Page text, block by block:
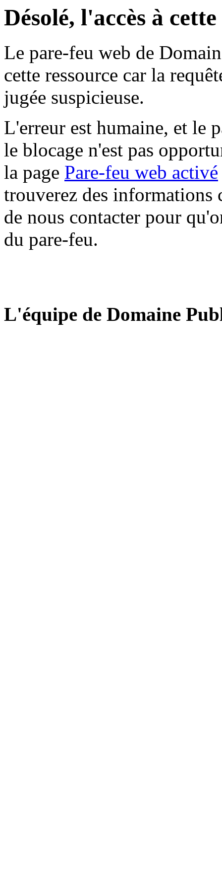
Désolé, l'accès à
Le pare-feu web de
cette ressource car la
jugée suspicieuse.
L'erreur est humaine, et le
le blocage n'est pas
la page Pare-feu web activé
trouverez des informations
de nous contacter pour
du pare-feu.
L'équipe de Domaine